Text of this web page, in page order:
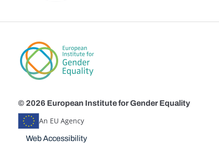
© 2026 European Institute for Gender Equality
An EU Agency
Disclaimers
Web Accessibility